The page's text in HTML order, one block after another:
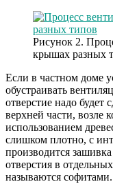
Рисунок 2.
крышах разных
Если в частном доме
обустраивать
отверстие надо
верхней части, возле
использованием
слишком плотно, с
производится
отверстия в
называются софитами.